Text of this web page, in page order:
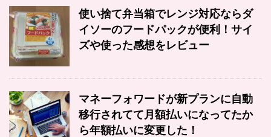
使い捨て弁当箱でレンジ対応ならダ
イソーのフードパックが便利！サイ
ズや使った感想をレビュー
マネーフォワードが新プランに自動
移行されてて月額払いになってたか
ら年額払いに変更した！